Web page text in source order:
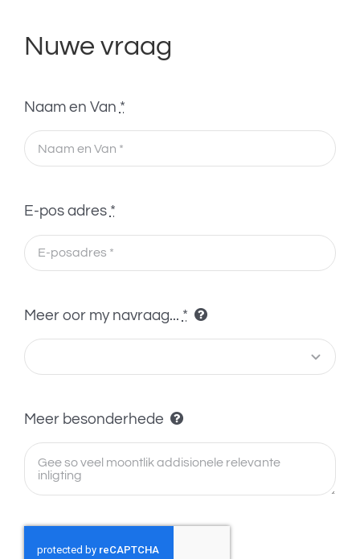
Nuwe vraag
Naam en Van *
E-pos adres *
Meer oor my navraag... *
Meer besonderhede